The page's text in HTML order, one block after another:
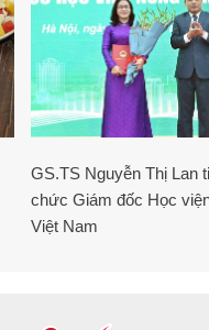
GS.TS Nguyễn Thị Lan
chức Giám đốc Học
Việt Nam